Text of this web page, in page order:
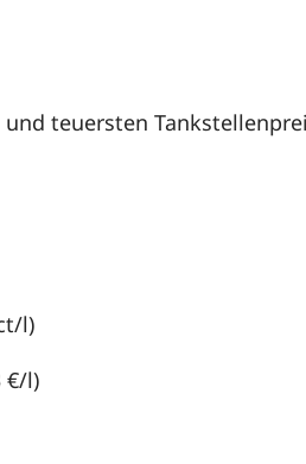
teuersten
l)
€/l)